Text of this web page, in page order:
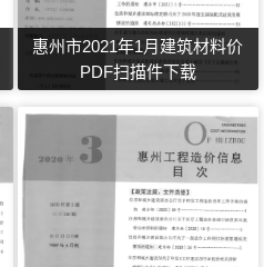
惠州市2021年1月建筑材料价
PDF扫描件下载